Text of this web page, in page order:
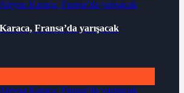
Fransa’da yarışacak